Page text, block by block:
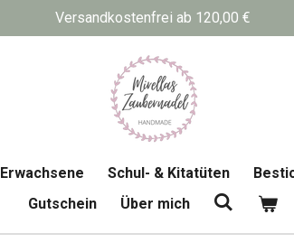
Versandkostenfrei ab 120,00 €
Erwachsene Schul- & Kitatüten
Gutschein
Über mich